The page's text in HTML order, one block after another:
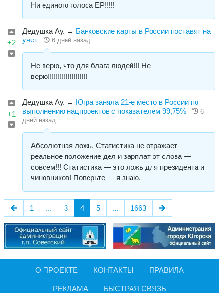
Ни единого голоса ЕР!!!!!
+2
Дедушка Ау. → Банковские карты в России поставят на
учет
6 дней назад
Не верю, что для блага людей!!! Не
верю!!!!!!!!!!!!!!!!!!!!!
+1
Дедушка Ау. → Югра заняла 21-е место в России по
выполнению нацпроектов с показателем 99,75%
6
дней назад
Абсолютная ложь. Статистика не отражает
реальное положение дел и зарплат от слова —
совсем!!! Статистика — это ложь для президента и
чиновников! Поверьте — я знаю.
1 ... 3 4 5 ... 1663
О ПРОЕКТЕ КОНТАКТЫ ПРАВИЛА
РЕКЛАМА БЫСТРАЯ СВЯЗЬ